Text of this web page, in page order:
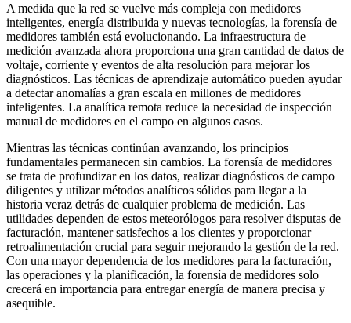
A medida que la red se vuelve más compleja con medidores
inteligentes, energía distribuida y nuevas tecnologías, la forensía de
medidores también está evolucionando. La infraestructura de
medición avanzada ahora proporciona una gran cantidad de datos de
voltaje, corriente y eventos de alta resolución para mejorar los
diagnósticos. Las técnicas de aprendizaje automático pueden ayudar
a detectar anomalías a gran escala en millones de medidores
inteligentes. La analítica remota reduce la necesidad de inspección
manual de medidores en el campo en algunos casos.
Mientras las técnicas continúan avanzando, los principios
fundamentales permanecen sin cambios. La forensía de medidores
se trata de profundizar en los datos, realizar diagnósticos de campo
diligentes y utilizar métodos analíticos sólidos para llegar a la
historia veraz detrás de cualquier problema de medición. Las
utilidades dependen de estos meteorólogos para resolver disputas de
facturación, mantener satisfechos a los clientes y proporcionar
retroalimentación crucial para seguir mejorando la gestión de la red.
Con una mayor dependencia de los medidores para la facturación,
las operaciones y la planificación, la forensía de medidores solo
crecerá en importancia para entregar energía de manera precisa y
asequible.